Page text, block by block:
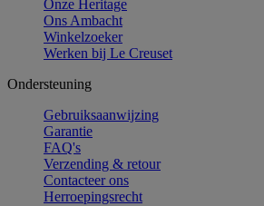
Onze Heritage
Ons Ambacht
Winkelzoeker
Werken bij Le Creuset
Ondersteuning
Gebruiksaanwijzing
Garantie
FAQ's
Verzending & retour
Contacteer ons
Herroepingsrecht